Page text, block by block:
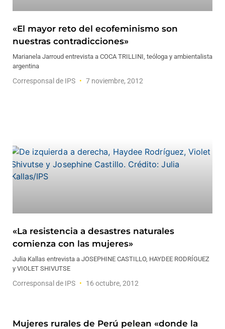
«El mayor reto del ecofeminismo son
nuestras contradicciones»
Marianela Jarroud entrevista a COCA TRILLINI, teóloga y ambientalista
argentina
Corresponsal de IPS 7 noviembre, 2012
«La resistencia a desastres naturales
comienza con las mujeres»
Julia Kallas entrevista a JOSEPHINE CASTILLO, HAYDEE RODRÍGUEZ
y VIOLET SHIVUTSE
Corresponsal de IPS 16 octubre, 2012
Mujeres rurales de Perú pelean «donde la